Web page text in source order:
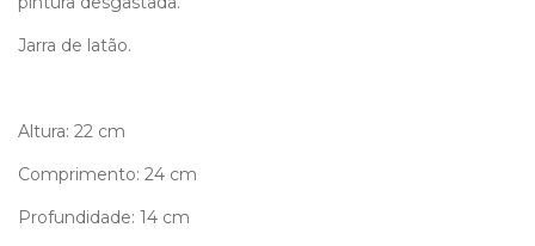
Jarra de latão.
Altura: 22 cm
Comprimento: 24 cm
Profundidade: 14 cm